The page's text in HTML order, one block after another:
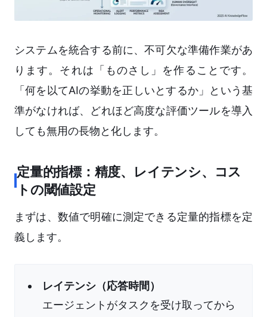
システムを統合する前に、不可欠な準備作業があ
ります。それは「ものさし」を作ることです。
「何を以てAIの挙動を正しいとするか」という基
準がなければ、どれほど高度な評価ツールを導入
しても無用の長物と化します。
定量的指標：精度、レイテンシ、コス
トの閾値設定
まずは、数値で明確に測定できる定量的指標を定
義します。
レイテンシ（応答時間）
エージェントがタスクを受け取ってから